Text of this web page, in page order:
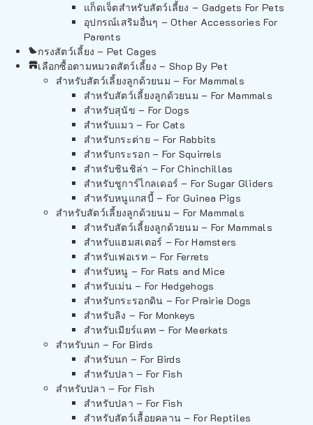
แก็ดเจ็ตสำหรับสัตว์เลี้ยง – Gadgets For Pets
อุปกรณ์เสริมอื่นๆ – Other Accessories For
Parents
กรงสัตว์เลี้ยง – Pet Cages
เลือกซื้อตามหมวดสัตว์เลี้ยง – Shop By Pet
สำหรับสัตว์เลี้ยงลูกด้วยนม – For Mammals
สำหรับสัตว์เลี้ยงลูกด้วยนม – For Mammals
สำหรับสุนัข – For Dogs
สำหรับแมว – For Cats
สำหรับกระต่าย – For Rabbits
สำหรับกระรอก – For Squirrels
สำหรับชินชิล่า – For Chinchillas
สำหรับชูการ์ไกลเดอร์ – For Sugar Gliders
สำหรับหนูแกสบี้ – For Guinea Pigs
สำหรับสัตว์เลี้ยงลูกด้วยนม – For Mammals
สำหรับสัตว์เลี้ยงลูกด้วยนม – For Mammals
สำหรับแฮมสเตอร์ – For Hamsters
สำหรับเฟอเรท – For Ferrets
สำหรับหนู – For Rats and Mice
สำหรับเม่น – For Hedgehogs
สำหรับกระรอกดิน – For Prairie Dogs
สำหรับลิง – For Monkeys
สำหรับเมียร์แคท – For Meerkats
สำหรับนก – For Birds
สำหรับนก – For Birds
สำหรับปลา – For Fish
สำหรับปลา – For Fish
สำหรับปลา – For Fish
สำหรับสัตว์เลื้อยคลาน – For Reptiles